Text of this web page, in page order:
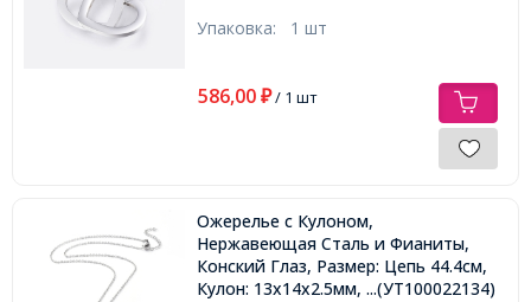
Упаковка: 1 шт
586,00 ₽/ 1 шт
Ожерелье с Кулоном,
Нержавеющая Сталь и Фианиты,
Конский Глаз, Размер: Цепь 44.4см,
Кулон: 13x14x2.5мм, ...(УТ100022134)